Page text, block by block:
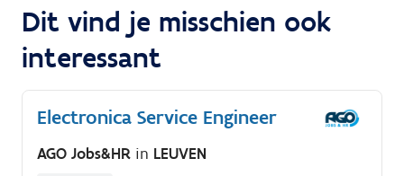
Uitvoeren van software-updates en optimalisaties
Verlenen van technische ondersteuning op afstand
wanneer nodig Rapporteren van uitgevoerde
ontwikkelingsteam
Dit vind je misschien ook
interessant
Electronica Service Engineer
AGO Jobs&HR in LEUVEN